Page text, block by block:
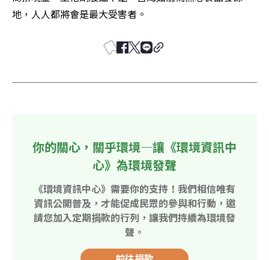
地，人人都將會是最大受害者。
你的關心，關乎環境—讓《環境資訊中
心》為環境發聲
《環境資訊中心》需要你的支持！我們相信唯有
資訊公開普及，才能促成民眾的參與和行動，邀
請您加入定期捐款的行列，讓我們持續為環境發
聲。